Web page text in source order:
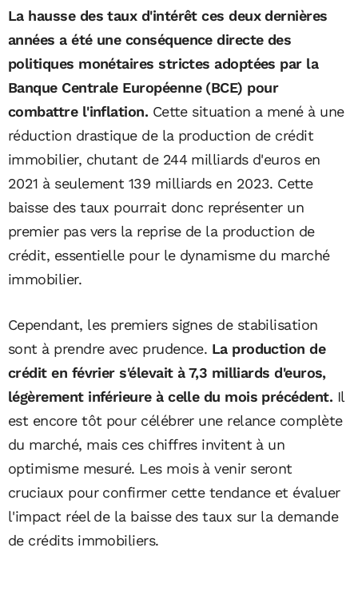
La hausse des taux d'intérêt ces deux dernières
années a été une conséquence directe des
politiques monétaires strictes adoptées par la
Banque Centrale Européenne (BCE) pour
combattre l'inflation. Cette situation a mené à une
réduction drastique de la production de crédit
immobilier, chutant de 244 milliards d'euros en
2021 à seulement 139 milliards en 2023. Cette
baisse des taux pourrait donc représenter un
premier pas vers la reprise de la production de
crédit, essentielle pour le dynamisme du marché
immobilier.
Cependant, les premiers signes de stabilisation
sont à prendre avec prudence. La production de
crédit en février s'élevait à 7,3 milliards d'euros,
légèrement inférieure à celle du mois précédent. Il
est encore tôt pour célébrer une relance complète
du marché, mais ces chiffres invitent à un
optimisme mesuré. Les mois à venir seront
cruciaux pour confirmer cette tendance et évaluer
l'impact réel de la baisse des taux sur la demande
de crédits immobiliers.